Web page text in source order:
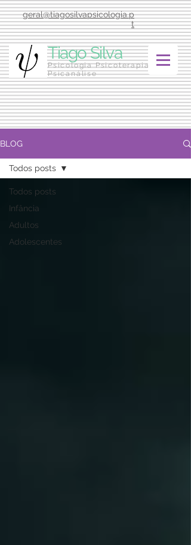
geral@tiagosilvapsicologia.p
t
Tiago Silva
Psicologia Psicoterapia
Psicanálise
BLOG
Todos posts
Infância
Adultos
Adolescentes
Todos posts